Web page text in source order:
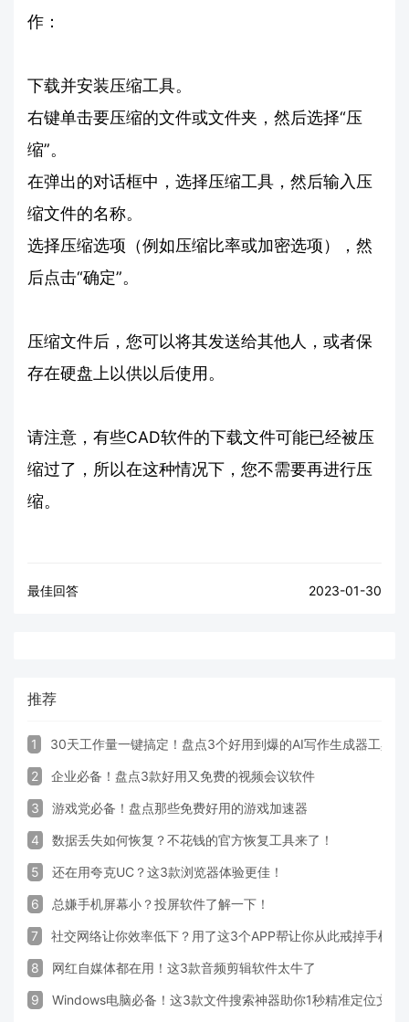
作：
下载并安装压缩工具。
右键单击要压缩的文件或文件夹，然后选择“压
缩”。
在弹出的对话框中，选择压缩工具，然后输入压
缩文件的名称。
选择压缩选项（例如压缩比率或加密选项），然
后点击“确定”。
压缩文件后，您可以将其发送给其他人，或者保
存在硬盘上以供以后使用。
请注意，有些CAD软件的下载文件可能已经被压
缩过了，所以在这种情况下，您不需要再进行压
缩。
最佳回答 2023-01-30
推荐
1 30天工作量一键搞定！盘点3个好用到爆的AI写作生成器工具
2 企业必备！盘点3款好用又免费的视频会议软件
3 游戏党必备！盘点那些免费好用的游戏加速器
4 数据丢失如何恢复？不花钱的官方恢复工具来了！
5 还在用夸克UC？这3款浏览器体验更佳！
6 总嫌手机屏幕小？投屏软件了解一下！
7 社交网络让你效率低下？用了这3个APP帮让你从此戒掉手机！
8 网红自媒体都在用！这3款音频剪辑软件太牛了
9 Windows电脑必备！这3款文件搜索神器助你1秒精准定位文件